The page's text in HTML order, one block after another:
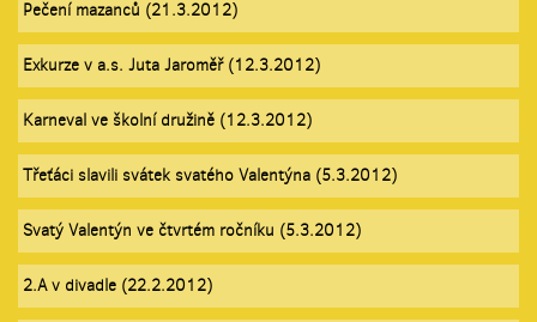
Pečení mazanců (21.3.2012)
Exkurze v a.s. Juta Jaroměř (12.3.2012)
Karneval ve školní družině (12.3.2012)
Třeťáci slavili svátek svatého Valentýna (5.3.2012)
Svatý Valentýn ve čtvrtém ročníku (5.3.2012)
2.A v divadle (22.2.2012)